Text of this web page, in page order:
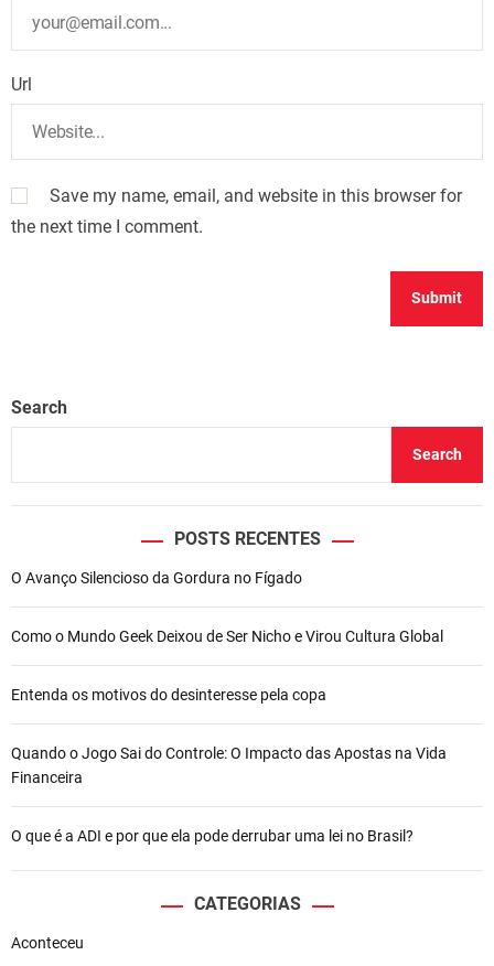
Url
Save my name, email, and website in this browser for
the next time I comment.
Search
Search
POSTS RECENTES
O Avanço Silencioso da Gordura no Fígado
Como o Mundo Geek Deixou de Ser Nicho e Virou Cultura Global
Entenda os motivos do desinteresse pela copa
Quando o Jogo Sai do Controle: O Impacto das Apostas na Vida
Financeira
O que é a ADI e por que ela pode derrubar uma lei no Brasil?
CATEGORIAS
Aconteceu